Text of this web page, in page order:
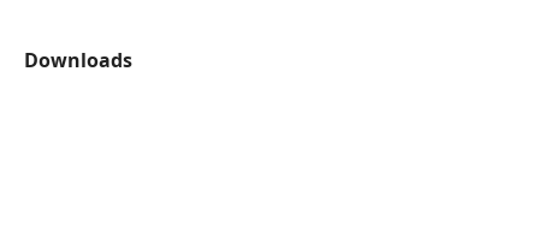
Downloads